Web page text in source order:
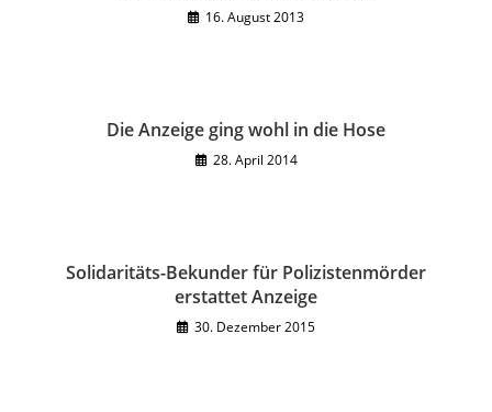
16. August 2013
Die Anzeige ging wohl in die Hose
28. April 2014
Solidaritäts-Bekunder für Polizistenmörder
erstattet Anzeige
30. Dezember 2015